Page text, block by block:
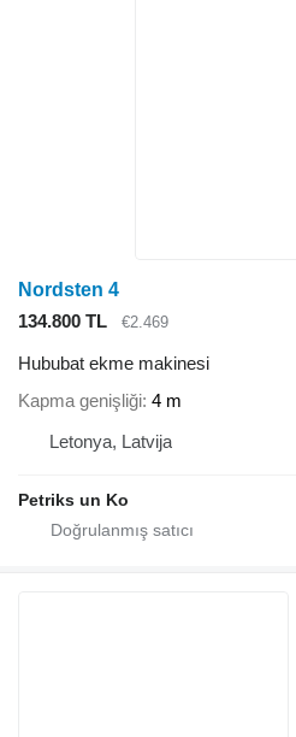
Nordsten 4
134.800 TL
€2.469
Hububat ekme makinesi
Kapma genişliği 4 m
Letonya, Latvija
Petriks un Ko